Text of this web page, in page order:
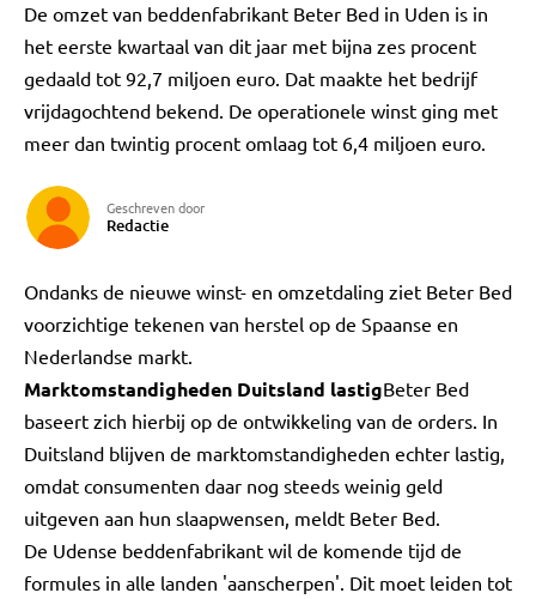
De omzet van beddenfabrikant Beter Bed in Uden is in
het eerste kwartaal van dit jaar met bijna zes procent
gedaald tot 92,7 miljoen euro. Dat maakte het bedrijf
vrijdagochtend bekend. De operationele winst ging met
meer dan twintig procent omlaag tot 6,4 miljoen euro.
Geschreven door
Redactie
Ondanks de nieuwe winst- en omzetdaling ziet Beter Bed
voorzichtige tekenen van herstel op de Spaanse en
Nederlandse markt.
Marktomstandigheden Duitsland lastigBeter Bed
baseert zich hierbij op de ontwikkeling van de orders. In
Duitsland blijven de marktomstandigheden echter lastig,
omdat consumenten daar nog steeds weinig geld
uitgeven aan hun slaapwensen, meldt Beter Bed.
De Udense beddenfabrikant wil de komende tijd de
formules in alle landen 'aanscherpen'. Dit moet leiden tot